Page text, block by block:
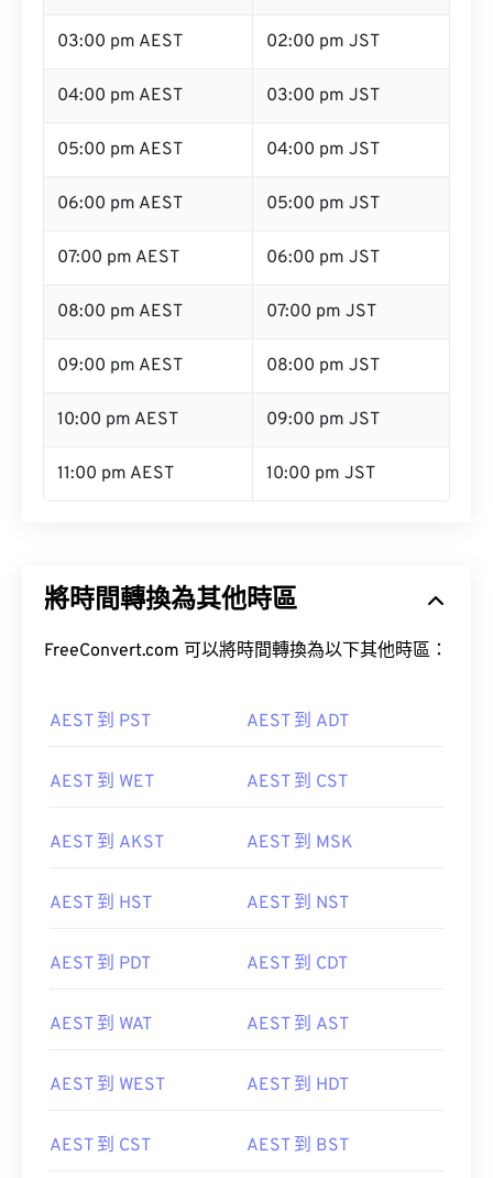
03:00 pm AEST 02:00 pm JST
04:00 pm AEST 03:00 pm JST
05:00 pm AEST 04:00 pm JST
06:00 pm AEST 05:00 pm JST
07:00 pm AEST 06:00 pm JST
08:00 pm AEST 07:00 pm JST
09:00 pm AEST 08:00 pm JST
10:00 pm AEST 09:00 pm JST
11:00 pm AEST 10:00 pm JST
將時間轉換為其他時區
FreeConvert.com 可以將時間轉換為以下其他時區：
AEST 到 PST AEST 到 ADT
AEST 到 WET AEST 到 CST
AEST 到 AKST AEST 到 MSK
AEST 到 HST AEST 到 NST
AEST 到 PDT AEST 到 CDT
AEST 到 WAT AEST 到 AST
AEST 到 WEST AEST 到 HDT
AEST 到 CST AEST 到 BST